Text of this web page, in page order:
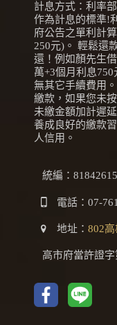
計息方式：利率
作為計息的標準!
府公告之單利計
250元)。 輕鬆還
還！例如顏先生
萬+3個月利息750
無其它手續費用
繳款，如果您未
未繳金額加計遲
養成良好的繳款
人信用。
統編：81842615
電話： 07-
地址： 802
高市府當許證字